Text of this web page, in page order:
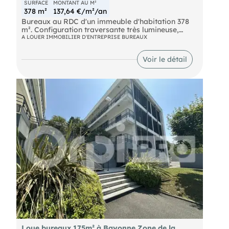
SURFACE
378 m²
MONTANT AU M²
137,64 €/m²/an
Bureaux au RDC d'un immeuble d'habitation 378
m². Configuration traversante très lumineuse,
nombreuses fenêtres, cloisons semi-vitrées
avec sol, faux plafonds, climatisation réversible.
Infrastructure informatique prête à l'emploi,
câblage complet, prises RJ45. Sanitaires privatifs
intérieurs et espace d'accueil modulable. Travaux
de rafraîchissemement à prévoir.
A LOUER IMMOBILIER D'ENTREPRISE BUREAUX
Voir le détail